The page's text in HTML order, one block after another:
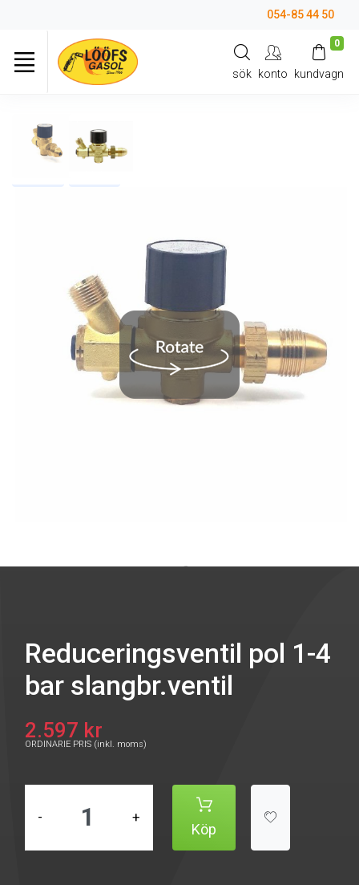
054-85 44 50
sök konto
0
kundvagn
Reduceringsventil pol 1-4
bar slangbr.ventil
2.597 kr
ORDINARIE PRIS (inkl. moms)
- +
Köp